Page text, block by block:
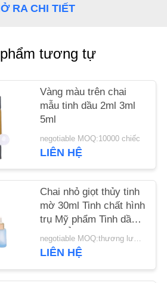
RA CHI TIẾT
tương tự
Vàng màu trên chai
mẫu tinh dầu 2ml 3ml
5ml
negotiable MOQ:10000 chiếc
LIÊN HỆ
Chai nhỏ giọt thủy tinh
mờ 30ml Tinh chất hình
trụ Mỹ phẩm Tinh dầu
vai phẳng
negotiable MOQ:thương lượng
LIÊN HỆ